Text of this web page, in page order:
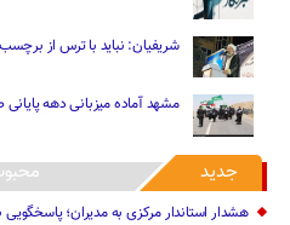
شریفیان: نباید با ترس از
مشهد آماده میزبانی دهه پایانی صفر؛
جدید
هشدار استاندار مرکزی به مدیران؛